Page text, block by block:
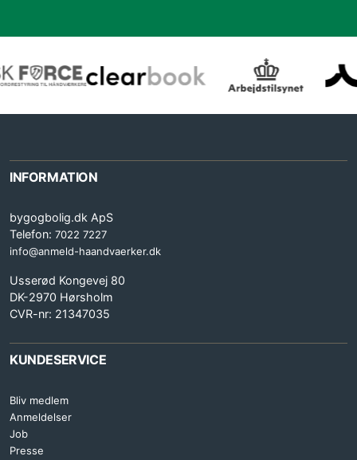
INFORMATION
bygogbolig.dk ApS
Telefon: 7022 7227
info@anmeld-haandvaerker.dk
Usserød Kongevej 80
DK-2970 Hørsholm
CVR-nr: 21347035
KUNDESERVICE
Bliv medlem
Anmeldelser
Job
Presse